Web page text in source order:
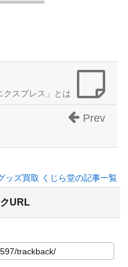
クスプレス」とは
Prev
ッズ買取 くじら堂の記事一覧
URL